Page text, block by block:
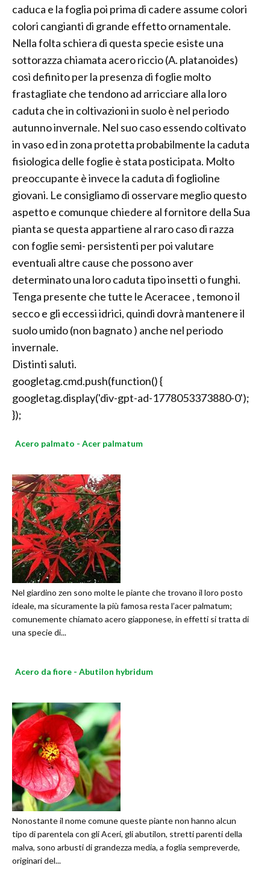
caduca e la foglia poi prima di cadere assume colori
colori cangianti di grande effetto ornamentale.
Nella folta schiera di questa specie esiste una
sottorazza chiamata acero riccio (A. platanoides)
così definito per la presenza di foglie molto
frastagliate che tendono ad arricciare alla loro
caduta che in coltivazioni in suolo è nel periodo
autunno invernale. Nel suo caso essendo coltivato
in vaso ed in zona protetta probabilmente la caduta
fisiologica delle foglie è stata posticipata. Molto
preoccupante è invece la caduta di foglioline
giovani. Le consigliamo di osservare meglio questo
aspetto e comunque chiedere al fornitore della Sua
pianta se questa appartiene al raro caso di razza
con foglie semi- persistenti per poi valutare
eventuali altre cause che possono aver
determinato una loro caduta tipo insetti o funghi.
Tenga presente che tutte le Aceracee , temono il
secco e gli eccessi idrici, quindi dovrà mantenere il
suolo umido (non bagnato ) anche nel periodo
invernale.
Distinti saluti.
googletag.cmd.push(function() {
googletag.display('div-gpt-ad-1778053373880-0');
});
Acero palmato - Acer palmatum
Nel giardino zen sono molte le piante che trovano il loro posto
ideale, ma sicuramente la più famosa resta l’acer palmatum;
comunemente chiamato acero giapponese, in effetti si tratta di
una specie di...
Acero da fiore - Abutilon hybridum
Nonostante il nome comune queste piante non hanno alcun
tipo di parentela con gli Aceri, gli abutilon, stretti parenti della
malva, sono arbusti di grandezza media, a foglia sempreverde,
originari del...